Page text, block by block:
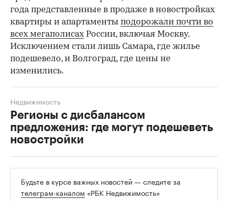
года представленные в продаже в новостройках
квартиры и апартаменты подорожали почти во
всех мегаполисах России, включая Москву.
Исключением стали лишь Самара, где жилье
подешевело, и Волгоград, где цены не
изменились.
Регионы с дисбалансом
предложения: где могут подешеветь
новостройки
Недвижимость
Будьте в курсе важных новостей — следите за
телеграм-каналом «РБК Недвижимость»